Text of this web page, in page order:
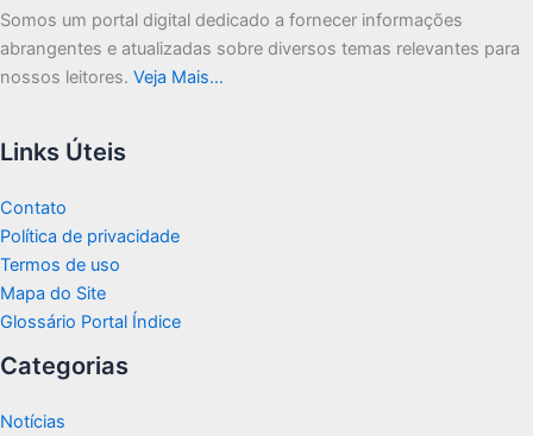
Somos um portal digital dedicado a fornecer informações
abrangentes e atualizadas sobre diversos temas relevantes para
nossos leitores. Veja Mais…
Links Úteis
Contato
Política de privacidade
Termos de uso
Mapa do Site
Glossário Portal Índice
Categorias
Notícias